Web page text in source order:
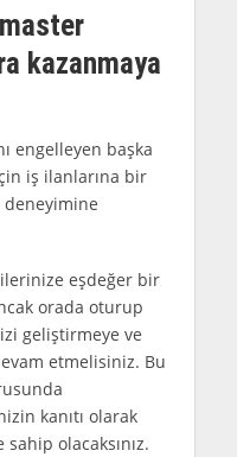
kazanmaya
engelleyen başka
iş ilanlarına bir
deneyimine
eşdeğer bir
orada oturup
geliştirmeye ve
etmelisiniz. Bu
kanıtı olarak
olacaksınız.